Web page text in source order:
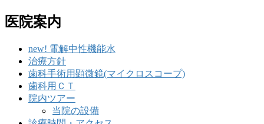
医院案内
new! 電解中性機能水
治療方針
歯科手術用顕微鏡(マイクロスコープ)
歯科用ＣＴ
院内ツアー
当院の設備